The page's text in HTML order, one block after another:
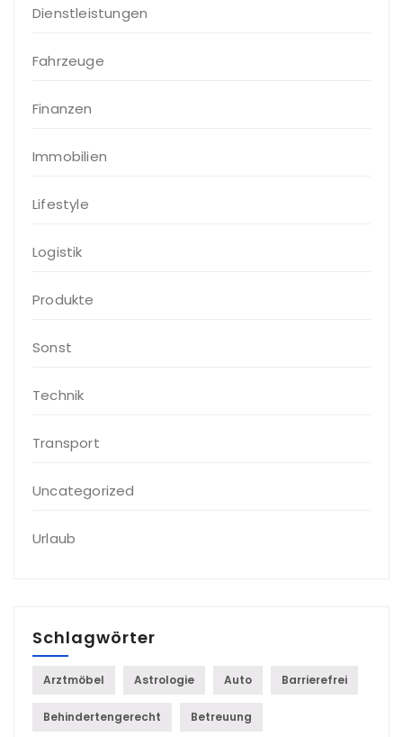
Dienstleistungen
Fahrzeuge
Finanzen
Immobilien
Lifestyle
Logistik
Produkte
Sonst
Technik
Transport
Uncategorized
Urlaub
Schlagwörter
Arztmöbel Astrologie Auto Barrierefrei
Behindertengerecht Betreuung